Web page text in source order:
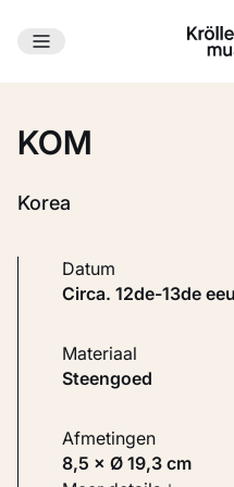
Ga naar
KOM
Korea
Datum
circa. 12de-13de
Materiaal
Steengoed
Afmetingen
8,5 × Ø 19,3 cm